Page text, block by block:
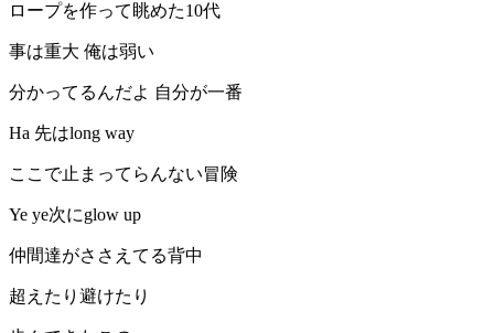
ロープを作って眺めた10代
事は重大 俺は弱い
分かってるんだよ 自分が一番
Ha 先はlong way
ここで止まってらんない冒険
Ye ye次にglow up
仲間達がささえてる背中
超えたり避けたり